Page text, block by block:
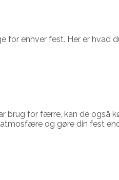
for enhver fest. Her er hvad
brug for færre, kan de
og gøre din fest